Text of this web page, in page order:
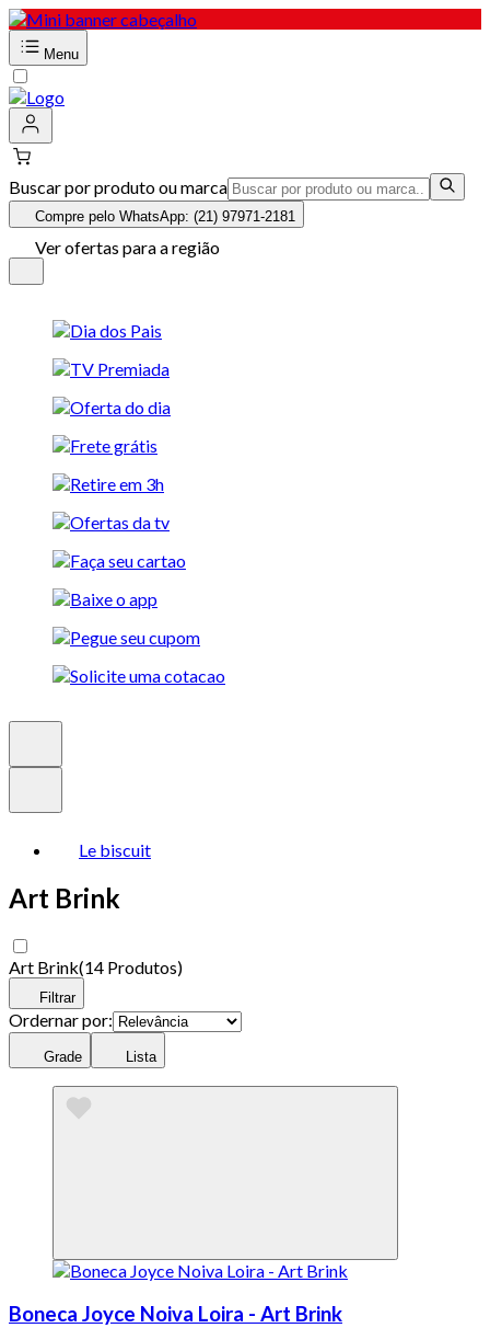
Menu
Buscar por produto ou marca
Compre pelo WhatsApp: (21) 97971-2181
Ver ofertas para a região
Le biscuit
Art Brink
Art Brink(14 Produtos)
Filtrar
Ordernar por:
Grade Lista
Boneca Joyce Noiva Loira - Art Brink